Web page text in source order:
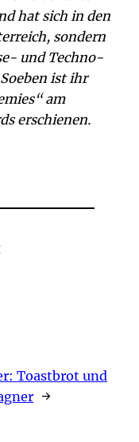
hat sich in den
sondern
und Techno-
ist ihr
am
erschienen.
Toastbrot und
→